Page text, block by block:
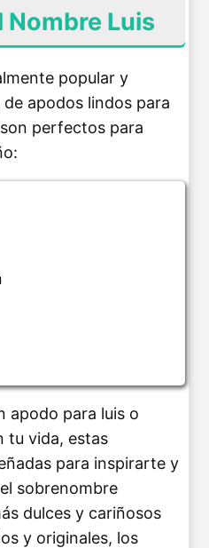
Nombre Luis
popular y
apodos lindos para
perfectos para
apodo para luis o
tu vida, estas
para inspirarte y
sobrenombre
dulces y cariñosos
y originales, los